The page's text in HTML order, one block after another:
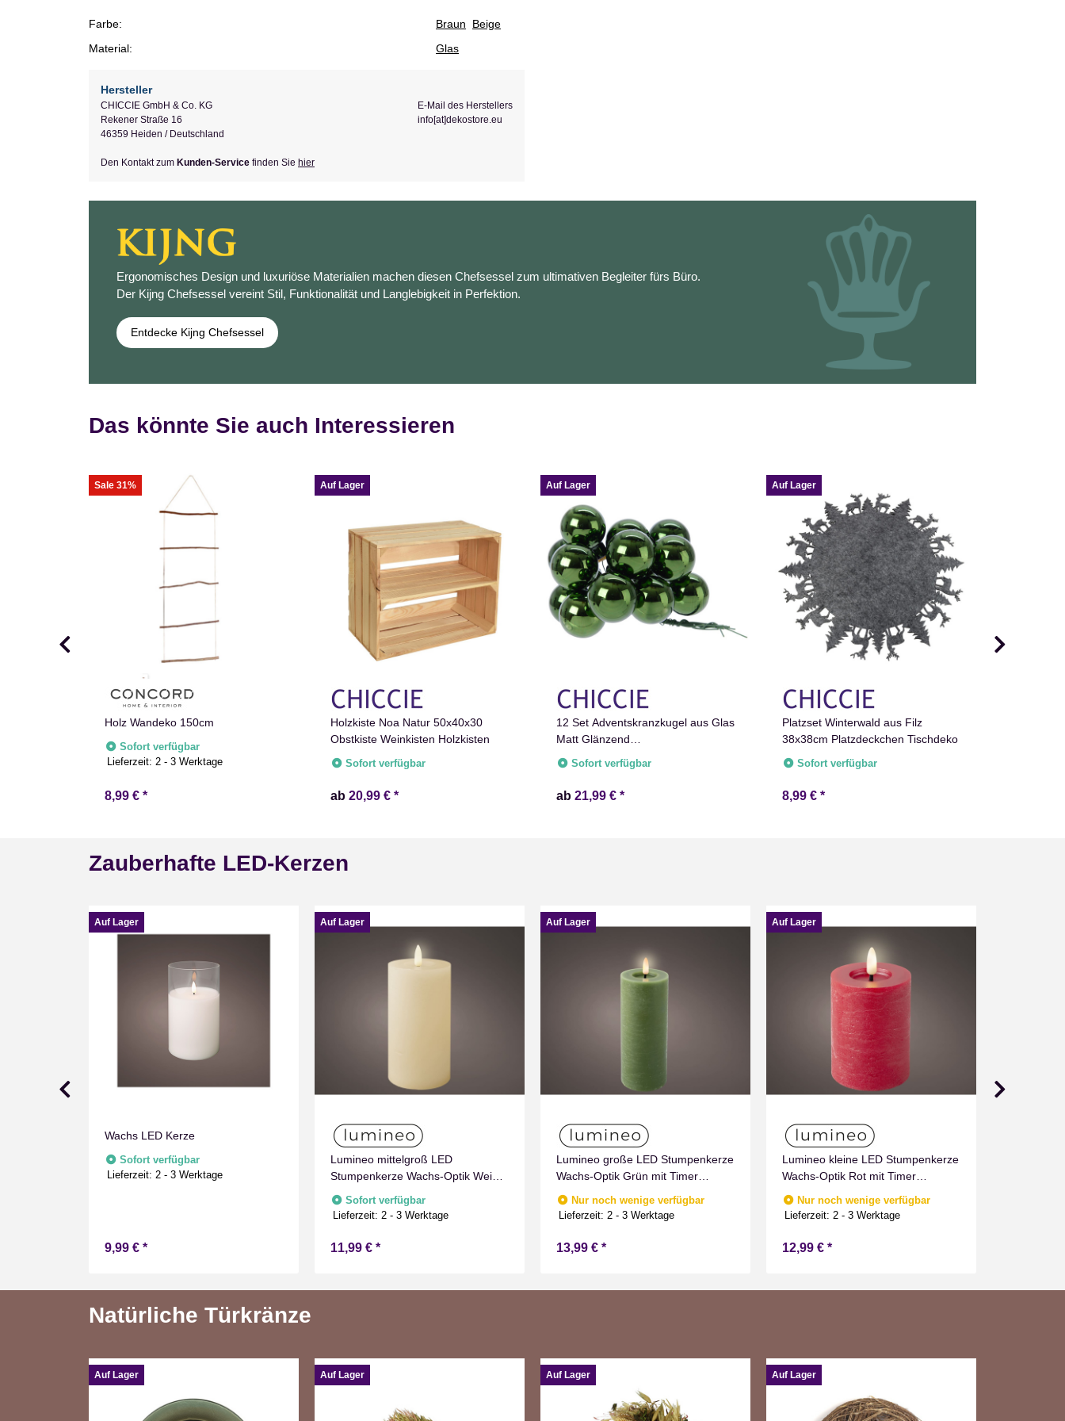
Farbe: Braun
Beige
Material:
Glas
Hersteller
CHICCIE GmbH & Co. KG
Rekener Straße 16
46359 Heiden / Deutschland
E-Mail des Herstellers
info[at]dekostore.eu
Den Kontakt zum Kunden-Service finden Sie hier
Ergonomisches Design und luxuriöse Materialien machen diesen Chefsessel zum ultimativen Begleiter fürs Büro.
Der Kijng Chefsessel vereint Stil, Funktionalität und Langlebigkeit in Perfektion.
Entdecke Kijng Chefsessel
Das könnte Sie auch Interessieren
Sale 31%
Holz Wandeko 150cm
Sofort verfügbar
Lieferzeit: 2 - 3 Werktage
8,99 € *
Auf Lager
Holzkiste Noa Natur 50x40x30
Obstkiste Weinkisten Holzkisten
Sofort verfügbar
ab 20,99 € *
Auf Lager
12 Set Adventskranzkugel aus Glas
Matt Glänzend
Weihnachtsdekoration
Sofort verfügbar
ab 21,99 € *
Auf Lager
Platzset Winterwald aus Filz
38x38cm Platzdeckchen Tischdeko
Sofort verfügbar
8,99 € *
Zauberhafte LED-Kerzen
Auf Lager
Wachs LED Kerze
Sofort verfügbar
Lieferzeit:2 - 3 Werktage
9,99 € *
Auf Lager
Lumineo mittelgroß LED
Stumpenkerze Wachs-Optik Weiß
mit Timer Flammen Effect für
Drinnen Warmweiß 15 cm hoch
Sofort verfügbar
Lieferzeit:2 - 3 Werktage
11,99 € *
Auf Lager
Lumineo große LED Stumpenkerze
Wachs-Optik Grün mit Timer
Flammen Effect für Drinnen
Warmweiß 19 cm hoch
Nur noch wenige verfügbar
Lieferzeit:2 - 3 Werktage
13,99 € *
Auf Lager
Lumineo kleine LED Stumpenkerze
Wachs-Optik Rot mit Timer
Flammen Effect für Drinnen
Warmweiß 11 cm hoch
Nur noch wenige verfügbar
Lieferzeit:2 - 3 Werktage
12,99 € *
Natürliche Türkränze
Auf Lager Auf Lager Auf Lager Auf Lager